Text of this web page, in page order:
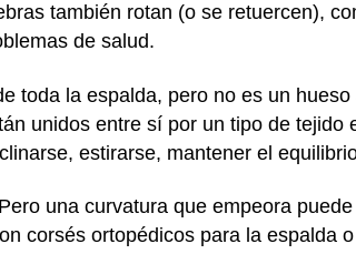
también rotan (o se retuercen),
de salud.
toda la espalda, pero no es un
unidos entre sí por un tipo de tejido
estirarse, mantener el
una curvatura que empeora
corsés ortopédicos para la espalda